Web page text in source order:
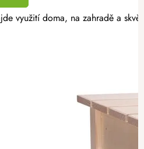
využití doma, na zahradě a